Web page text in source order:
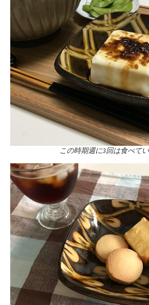
この時期週に3回は食べて